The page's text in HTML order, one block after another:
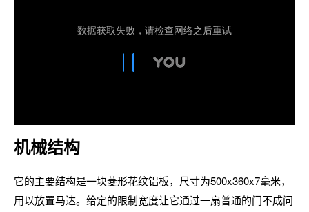
机械结构
它的主要结构是一块菱形花纹铝板，尺寸为500x360x7毫米，
用以放置马达。给定的限制宽度让它通过一扇普通的门不成问